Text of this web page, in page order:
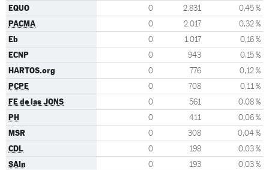
EQUO 0 2.831 0,45 %
PACMA 0 2.017 0,32 %
Eb 0 1.017 0,16 %
ECNP 0 943 0,15 %
HARTOS.org 0 776 0,12 %
PCPE 0 708 0,11 %
FE de las JONS 0 561 0,08 %
PH 0 411 0,06 %
MSR 0 308 0,04 %
CDL 0 198 0,03 %
SAIn 0 193 0,03 %